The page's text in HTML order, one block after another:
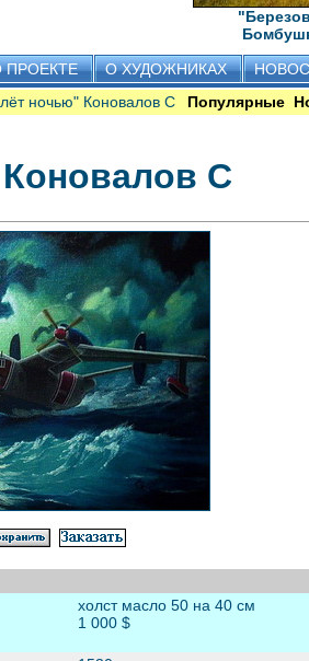
ПРОЕКТЕ О ХУДОЖНИКАХ
ночью" Коновалов С Популярные
С
холст масло 50 на 40 см
1 000 $